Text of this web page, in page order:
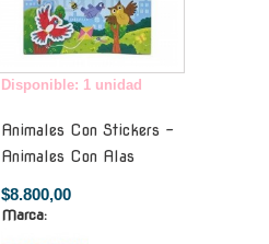
Disponible: 1 unidad
Animales Con Stickers -
Animales Con Alas
$8.800,00
Marca: